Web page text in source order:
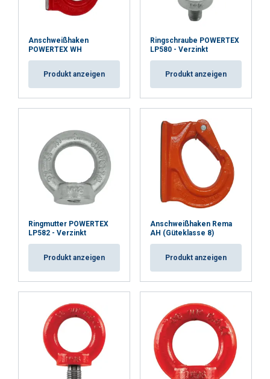
Anschweißhaken
POWERTEX WH
Produkt anzeigen
Ringschraube POWERTEX
LP580 - Verzinkt
Produkt anzeigen
Ringmutter POWERTEX
LP582 - Verzinkt
Produkt anzeigen
Anschweißhaken Rema
AH (Güteklasse 8)
Produkt anzeigen